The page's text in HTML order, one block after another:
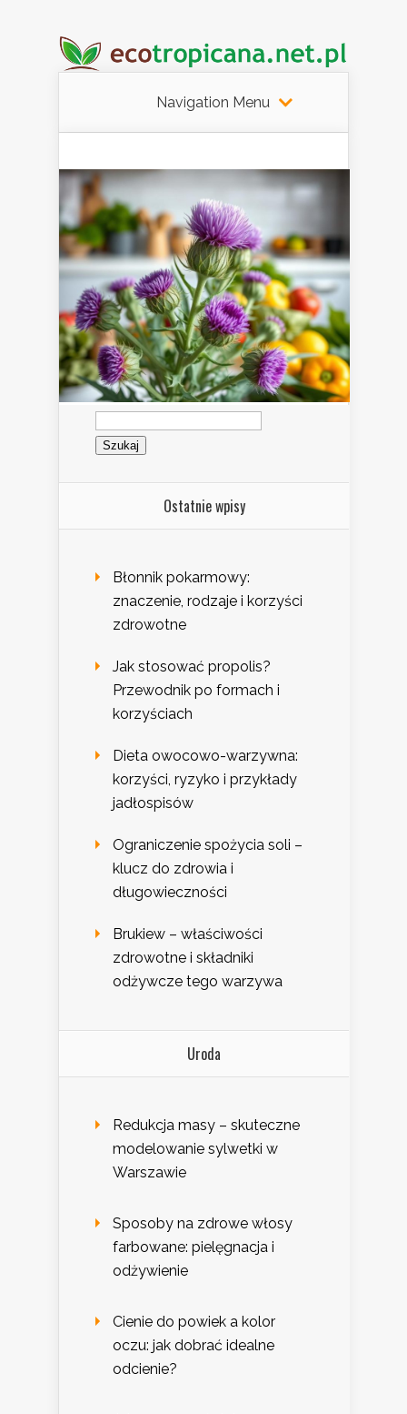
Navigation Menu
Szukaj:
Ostatnie wpisy
Błonnik pokarmowy:
znaczenie, rodzaje i korzyści
zdrowotne
Jak stosować propolis?
Przewodnik po formach i
korzyściach
Dieta owocowo-warzywna:
korzyści, ryzyko i przykłady
jadłospisów
Ograniczenie spożycia soli –
klucz do zdrowia i
długowieczności
Brukiew – właściwości
zdrowotne i składniki
odżywcze tego warzywa
Uroda
Redukcja masy – skuteczne
modelowanie sylwetki w
Warszawie
Sposoby na zdrowe włosy
farbowane: pielęgnacja i
odżywienie
Cienie do powiek a kolor
oczu: jak dobrać idealne
odcienie?